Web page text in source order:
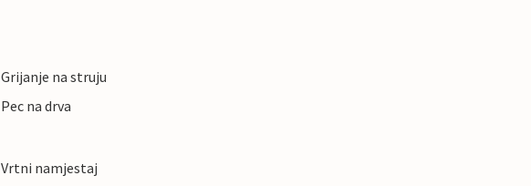
Grijanje na struju
Pec na drva
Vrtni namjestaj